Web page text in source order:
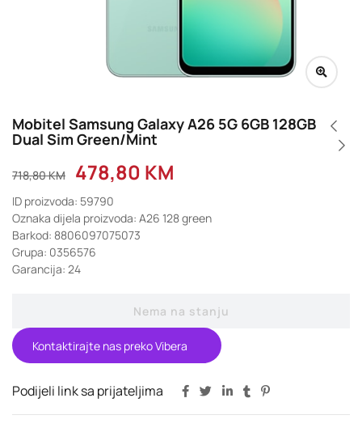
Mobitel Samsung Galaxy A26 5G 6GB 128GB
Dual Sim Green/Mint
718,80KM 478,80 KM
ID proizvoda: 59790
Oznaka dijela proizvoda: A26 128 green
Barkod: 8806097075073
Grupa: 0356576
Garancija: 24
Nema na stanju
Kontaktirajte nas preko Vibera
Podijeli link sa prijateljima